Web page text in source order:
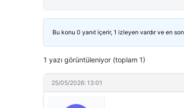
Bu konu 0 yanıt içerir, 1 izleyen vardır ve en son
1 yazı görüntüleniyor (toplam 1)
25/05/2026: 13:01